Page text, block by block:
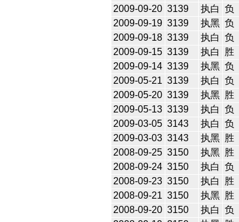
2009-09-20 3139 执白 负
2009-09-19 3139 执黑 负
2009-09-18 3139 执白 负
2009-09-15 3139 执白 胜
2009-09-14 3139 执黑 负
2009-05-21 3139 执白 负
2009-05-20 3139 执黑 胜
2009-05-13 3139 执白 负
2009-03-05 3143 执白 负
2009-03-03 3143 执黑 胜
2008-09-25 3150 执黑 胜
2008-09-24 3150 执白 负
2008-09-23 3150 执白 胜
2008-09-21 3150 执黑 胜
2008-09-20 3150 执白 负